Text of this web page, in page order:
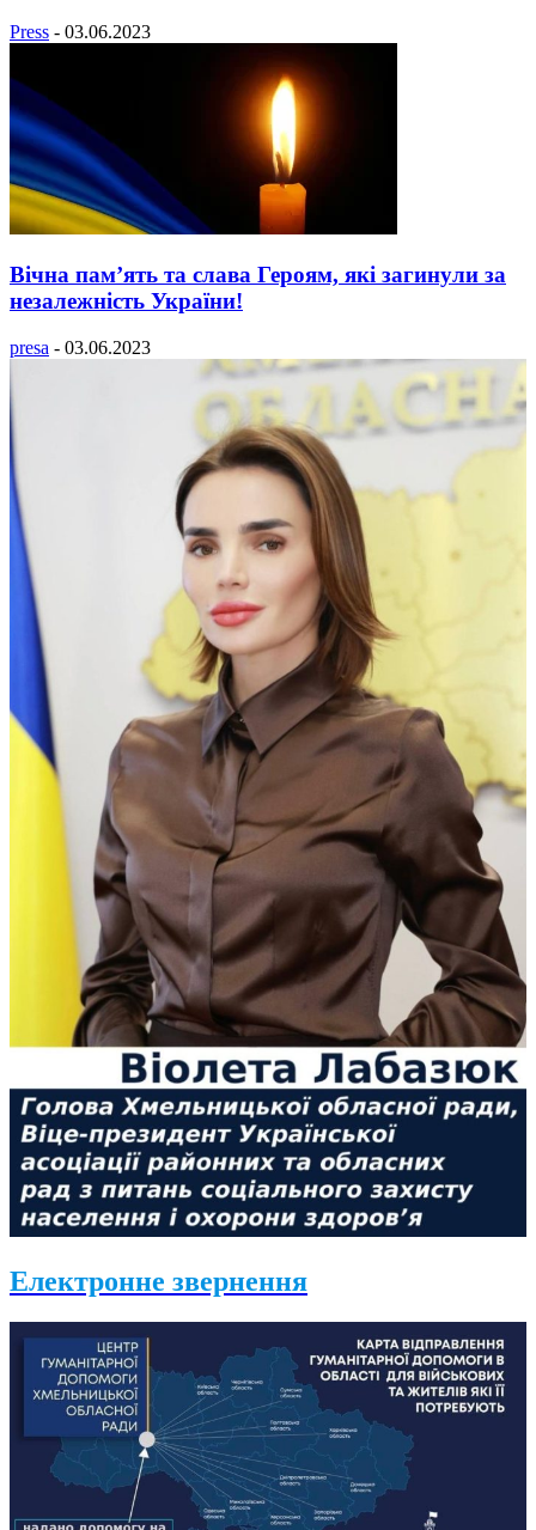
Press - 03.06.2023
Вічна пам’ять та слава Героям, які загинули за
незалежність України!
presa - 03.06.2023
Електронне звернення